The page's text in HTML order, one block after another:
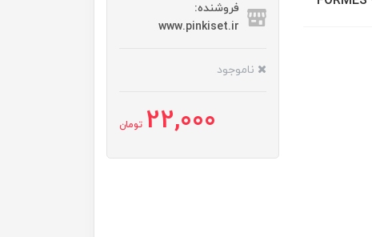
فروشنده:
www.pinkiset.ir
ناموجود
22,000 تومان